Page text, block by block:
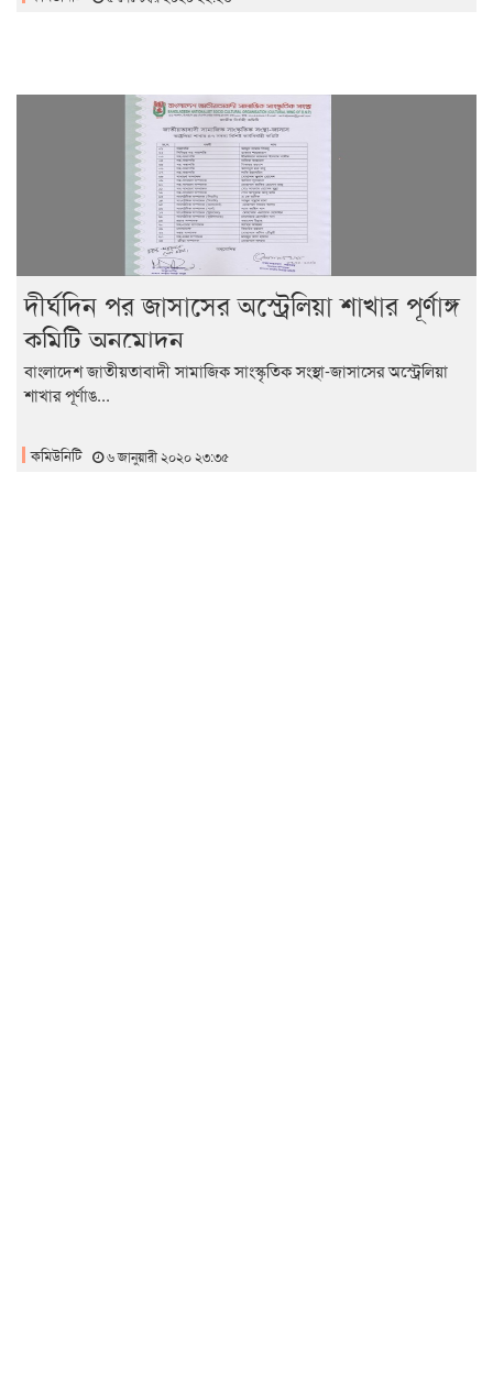
দীর্ঘদিন পর জাসাসের অস্ট্রেলিয়া শাখার পূর্ণাঙ্গ
কমিটি অনুমোদন
বাংলাদেশ জাতীয়তাবাদী সামাজিক সাংস্কৃতিক সংস্থা-জাসাসের অস্ট্রেলিয়া
শাখার পূর্ণাঙ...
কমিউনিটি ৬ জানুয়ারী ২০২০ ২৩:৩৫